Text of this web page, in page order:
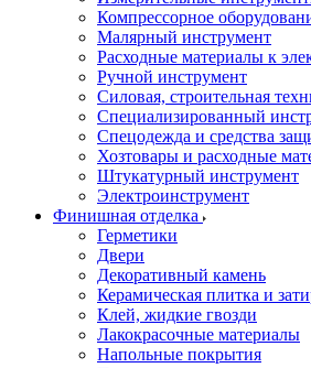
Компрессорное
Малярный инструмент
Расходные материалы к
Ручной инструмент
Силовая, строительная
Специализированный
Спецодежда и средства
Хозтовары и расходные
Штукатурный инструмент
Электроинструмент
Финишная отделка
Герметики
Двери
Декоративный камень
Керамическая плитка и
Клей, жидкие гвозди
Лакокрасочные материалы
Напольные покрытия